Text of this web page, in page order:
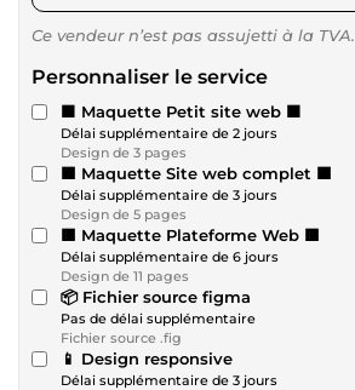
Ce vendeur n’est pas assujetti à la TVA.
Personnaliser le service
🟩 Maquette Petit site web 🟩
Délai supplémentaire de 2 jours
Design de 3 pages
🟧 Maquette Site web complet 🟧
Délai supplémentaire de 3 jours
Design de 5 pages
🟫 Maquette Plateforme Web 🟫
Délai supplémentaire de 6 jours
Design de 11 pages
📦 Fichier source figma
Pas de délai supplémentaire
Fichier source .fig
📱 Design responsive
Délai supplémentaire de 3 jours